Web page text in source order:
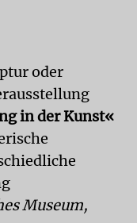
oder
in der Kunst«
Museum,